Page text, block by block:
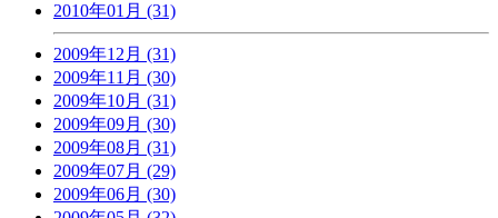
2010年01月 (31)
2009年12月 (31)
2009年11月 (30)
2009年10月 (31)
2009年09月 (30)
2009年08月 (31)
2009年07月 (29)
2009年06月 (30)